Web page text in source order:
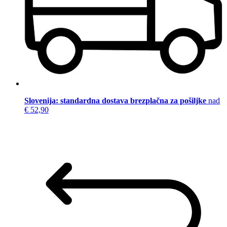
Slovenija: standardna dostava brezplačna za pošiljke nad
€ 52,90